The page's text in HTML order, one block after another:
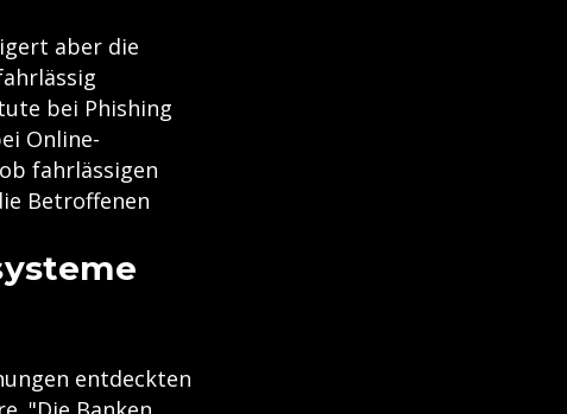
aber die
bei Phishing
Online-
fahrlässigen
Betroffenen
entdeckten